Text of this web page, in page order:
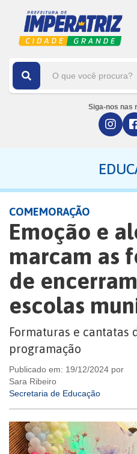
Siga-nos nas
COMEMORAÇÃO
Emoção e
marcam as
de
escolas
Formaturas e cantatas
programação
Publicado em: 19/12/2024 por
Sara Ribeiro
Secretaria de Educação